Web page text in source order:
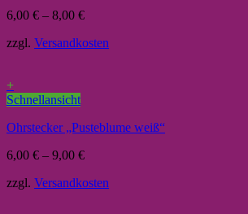
6,00 € – 8,00 €
zzgl. Versandkosten
+
Schnellansicht
Ohrstecker „Pusteblume weiß“
6,00 € – 9,00 €
zzgl. Versandkosten